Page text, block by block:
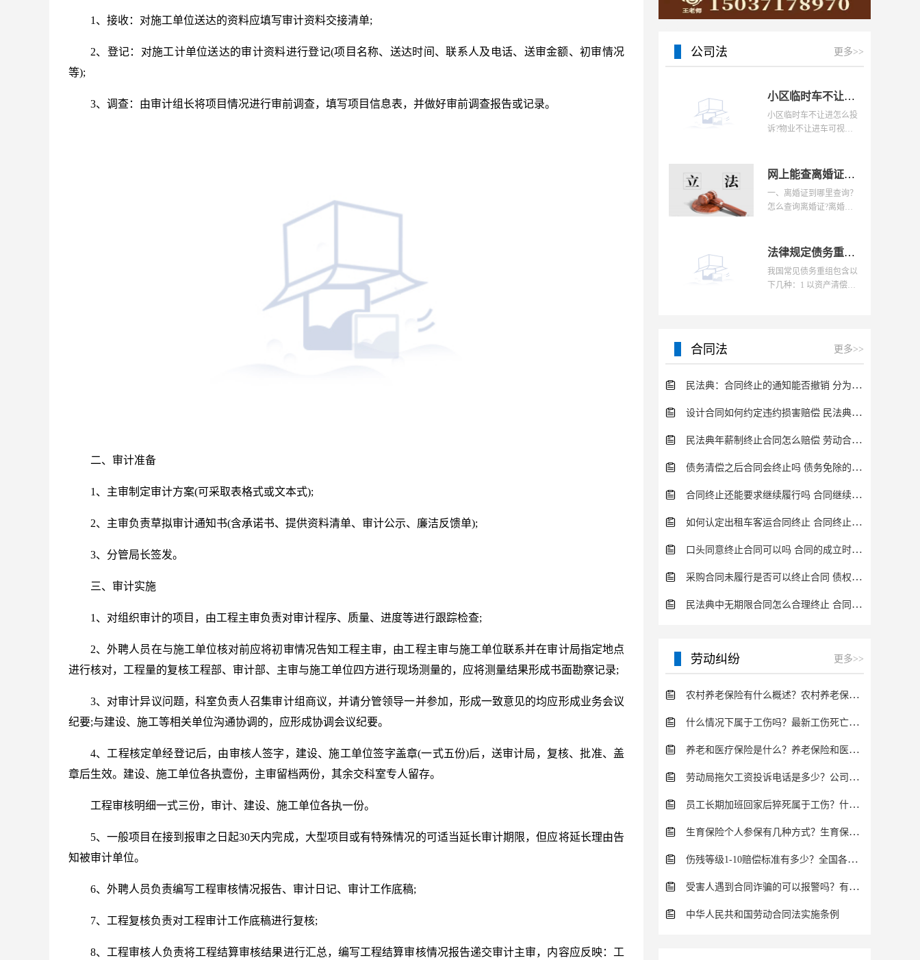
1、接收：对施工单位送达的资料应填写审计资料交接清单;
2、登记：对施工计单位送达的审计资料进行登记(项目名称、送达时间、联系人及电话、送审金额、初审情况
等);
3、调查：由审计组长将项目情况进行审前调查，填写项目信息表，并做好审前调查报告或记录。
二、审计准备
1、主审制定审计方案(可采取表格式或文本式);
2、主审负责草拟审计通知书(含承诺书、提供资料清单、审计公示、廉洁反馈单);
3、分管局长签发。
三、审计实施
1、对组织审计的项目，由工程主审负责对审计程序、质量、进度等进行跟踪检查;
2、外聘人员在与施工单位核对前应将初审情况告知工程主审，由工程主审与施工单位联系并在审计局指定地点
进行核对，工程量的复核工程部、审计部、主审与施工单位四方进行现场测量的，应将测量结果形成书面勘察记录;
3、对审计异议问题，科室负责人召集审计组商议，并请分管领导一并参加，形成一致意见的均应形成业务会议
纪要;与建设、施工等相关单位沟通协调的，应形成协调会议纪要。
4、工程核定单经登记后，由审核人签字，建设、施工单位签字盖章(一式五份)后，送审计局，复核、批准、盖
章后生效。建设、施工单位各执壹份，主审留档两份，其余交科室专人留存。
工程审核明细一式三份，审计、建设、施工单位各执一份。
5、一般项目在接到报审之日起30天内完成，大型项目或有特殊情况的可适当延长审计期限，但应将延长理由告
知被审计单位。
6、外聘人员负责编写工程审核情况报告、审计日记、审计工作底稿;
7、工程复核负责对工程审计工作底稿进行复核;
8、工程审核人负责将工程结算审核结果进行汇总，编写工程结算审核情况报告递交审计主审，内容应反映：工
公司法 更多>>
小区临时车不让进怎么投诉？小区物业投诉找什么部门？
小区临时车不让进怎么投
诉?物业不让进车可视情
网上能查离婚证吗？离婚证到哪里查询？怎么查询离婚证？|焦点快看
一、离婚证到哪里查询？
怎么查询离婚证?离婚
法律规定债务重组有几种？债务重组信息是否需要披露？|环球看热讯
我国常见债务重组包含以
下几种：1 以资产清偿债
合同法 更多>>
民法典：合同终止的通知能否撤销 分为这几种情况
设计合同如何约定违约损害赔偿 民法典的规定分析
民法典年薪制终止合同怎么赔偿 劳动合同终止流程一览
债务清偿之后合同会终止吗 债务免除的特点介绍
合同终止还能要求继续履行吗 合同继续履行条件内容介绍
如何认定出租车客运合同终止 合同终止有什么法律后果？
口头同意终止合同可以吗 合同的成立时间规定介绍
采购合同未履行是否可以终止合同 债权债务终止情形一览
民法典中无期限合同怎么合理终止 合同的履行方式一览
劳动纠纷 更多>>
农村养老保险有什么概述？农村养老保险的计算方法有哪些？
什么情况下属于工伤吗？最新工伤死亡赔偿标准有多少？
养老和医疗保险是什么？养老保险和医疗保险的区别在哪里？
劳动局拖欠工资投诉电话是多少？公司拖欠工资怎么办？
员工长期加班回家后猝死属于工伤？什么情况下属于工伤？
生育保险个人参保有几种方式？生育保险报销所需资料有哪些？
伤残等级1-10赔偿标准有多少？全国各省市工伤伤残赔偿标准
受害人遇到合同诈骗的可以报警吗？有哪些法律依据？
中华人民共和国劳动合同法实施条例